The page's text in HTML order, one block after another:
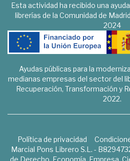
Esta actividad ha recibido una
librerías de la Comunidad de
2024
Ayudas públicas para la
medianas empresas del sector del
Recuperación, Transformación y
2022.
Política de privacidad
Marcial Pons Librero S.L. -
de Derecho, Economía, Empresa,